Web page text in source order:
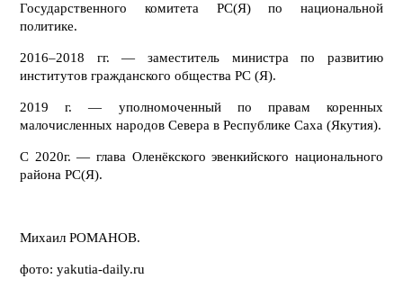
Государственного комитета РС(Я) по национальной
политике.
2016–2018 гг. — заместитель министра по развитию
институтов гражданского общества РС (Я).
2019 г. — уполномоченный по правам коренных
малочисленных народов Севера в Республике Саха (Якутия).
С 2020г. — глава Оленёкского эвенкийского национального
района РС(Я).
Михаил РОМАНОВ.
фото: yakutia-daily.ru